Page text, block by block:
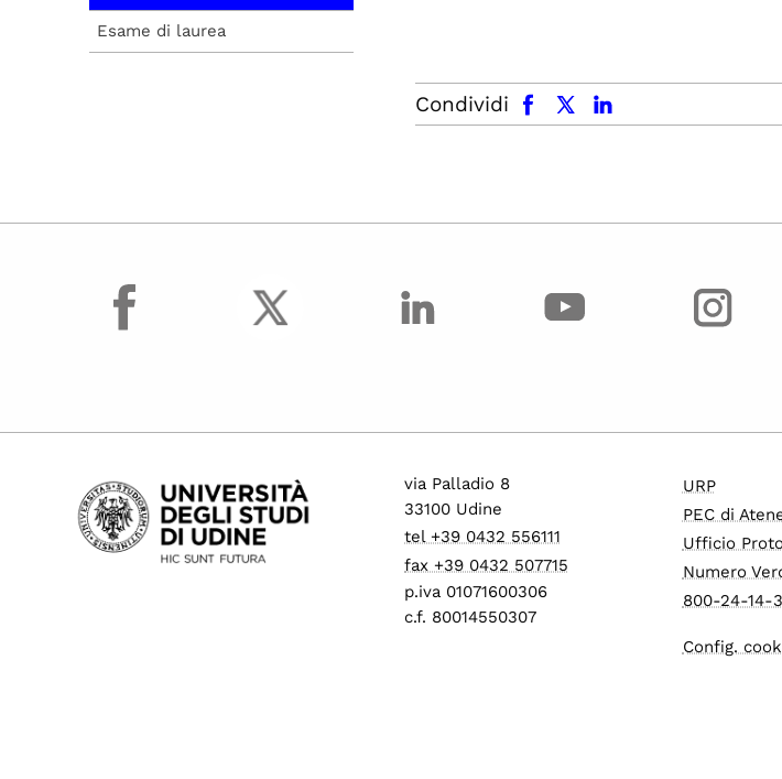
Condividi
facebook x.com linkedin
Esame di laurea
facebook
via Palladio 8
33100 Udine
tel +39 0432 556111
fax +39 0432 507715
p.iva 01071600306
c.f. 80014550307
URP
PEC di
Ufficio
Numero
800-24-14-
Config.